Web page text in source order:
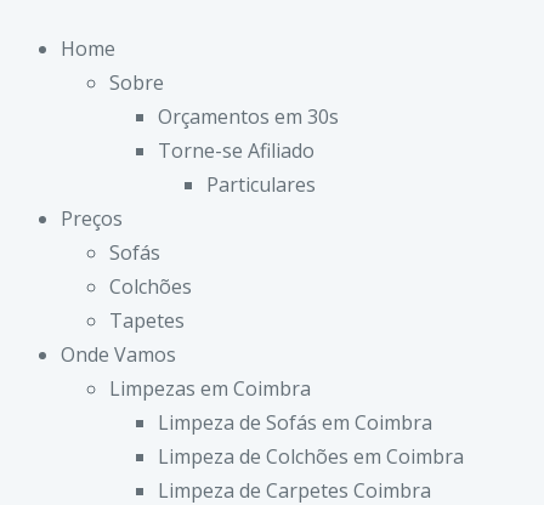
Home
Sobre
Orçamentos em 30s
Torne-se Afiliado
Particulares
Preços
Sofás
Colchões
Tapetes
Onde Vamos
Limpezas em Coimbra
Limpeza de Sofás em Coimbra
Limpeza de Colchões em Coimbra
Limpeza de Carpetes Coimbra